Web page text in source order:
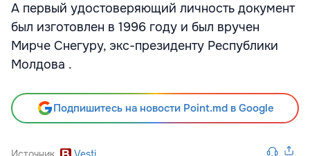
А первый удостоверяющий личность документ
был изготовлен в 1996 году и был вручен
Мирче Снегуру, экс-президенту Республики
Молдова .
Подпишитесь на новости Point.md в Google